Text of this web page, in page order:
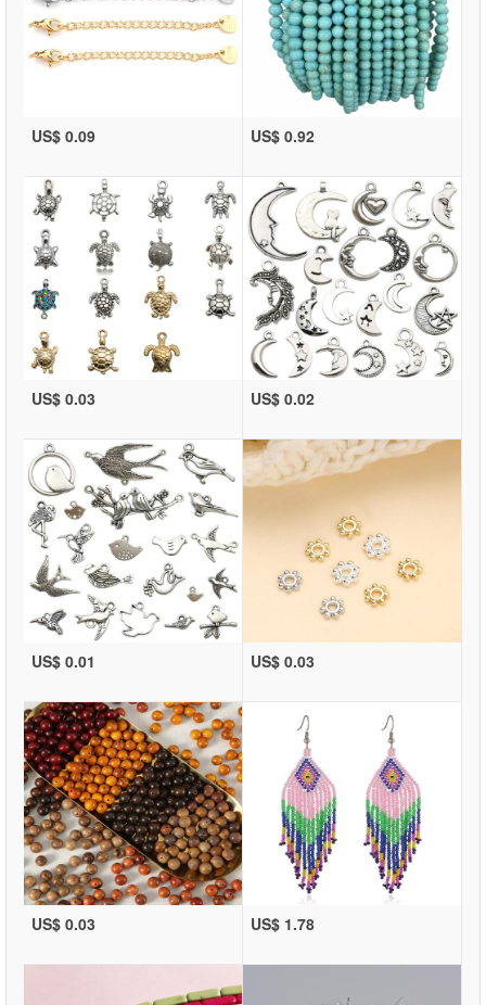
US$ 0.09 US$ 0.92
US$ 0.03 US$ 0.02
US$ 0.01 US$ 0.03
US$ 0.03 US$ 1.78